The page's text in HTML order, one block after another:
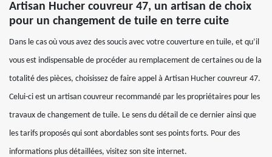
Artisan Hucher couvreur 47, un artisan de choix
pour un changement de tuile en terre cuite
Dans le cas où vous avez des soucis avec votre couverture en tuile, et qu’il
vous est indispensable de procéder au remplacement de certaines ou de la
totalité des pièces, choisissez de faire appel à Artisan Hucher couvreur 47.
Celui-ci est un artisan couvreur recommandé par les propriétaires pour les
travaux de changement de tuile. Le sens du détail de ce dernier ainsi que
les tarifs proposés qui sont abordables sont ses points forts. Pour des
informations plus détaillées, visitez son site internet.